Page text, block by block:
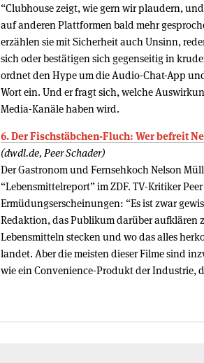
“Clubhouse zeigt, wie gern wir plaudern,
auf anderen Plattformen bald mehr
erzählen sie mit Sicherheit auch Unsinn,
sich oder bestätigen sich gegenseitig in
ordnet den Hype um die Audio-Chat-App
Wort ein. Und er fragt sich, welche
Media-Kanäle haben wird.
6. Der Fischstäbchen-Fluch: Wer befreit
(dwdl.de, Peer Schader)
Der Gastronom und Fernsehkoch Nelson
“Lebensmittelreport” im ZDF. TV-Kritiker
Ermüdungserscheinungen: “Es ist zwar
Redaktion, das Publikum darüber aufklären
Lebensmitteln stecken und wo das alles
landet. Aber die meisten dieser Filme sind
wie ein Convenience-Produkt der Industrie,